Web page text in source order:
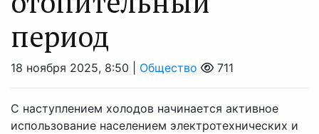
период
18 ноября 2025, 8:50 | Общество 711
С наступлением холодов начинается активное
использование населением электротехнических и